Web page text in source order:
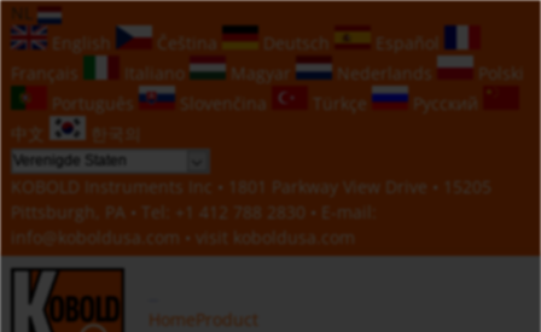
NL
English
Čeština Deutsch
Español
Français
Italiano Magyar Nederlands
Polski
Português
Slovenčina Türkçe
Русский
中文
한국의
KOBOLD Instruments Inc • 1801 Parkway View Drive • 15205
Pittsburgh, PA • Tel:
+1 412 788 2830 • E-mail:
info@koboldusa.com • visit koboldusa.com
HomeProduct